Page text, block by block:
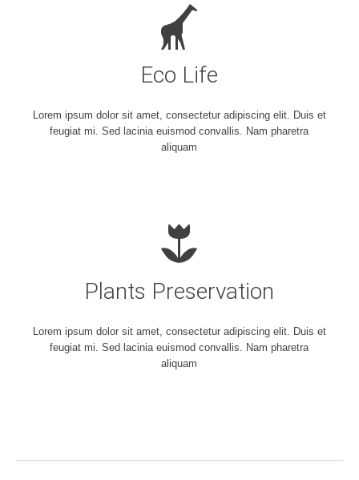
Eco Life
Lorem ipsum dolor sit amet, consectetur adipiscing elit. Duis et
feugiat mi. Sed lacinia euismod convallis. Nam pharetra
aliquam
Plants Preservation
Lorem ipsum dolor sit amet, consectetur adipiscing elit. Duis et
feugiat mi. Sed lacinia euismod convallis. Nam pharetra
aliquam